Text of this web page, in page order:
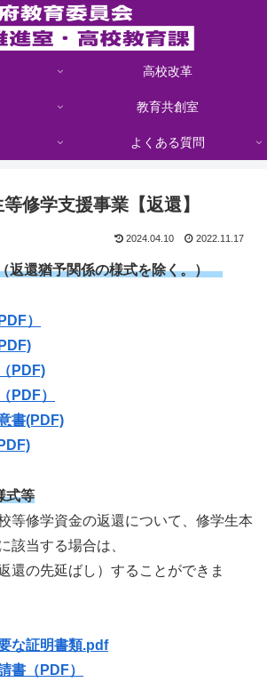
高校改革
教育共創室
よくある質問
修学支援事業【返還】
2024.04.10 2022.11.17
返還猶予関係の様式を除く。）
）
PDF)
PDF）
書(PDF)
式等
修学資金の返還について、修学生本
該当する場合は、
の先延ばし）することができま
な証明書類.pdf
書（PDF）